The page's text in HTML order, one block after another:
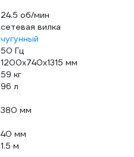
24.5 об/мин
сетевая вилка
чугунный
50 Гц
1200х740х1315 мм
59 кг
96 л
380 мм
40 мм
1.5 м